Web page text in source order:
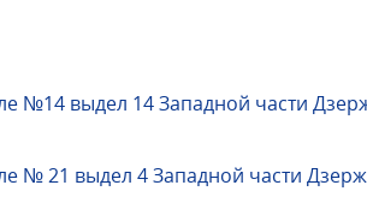
№14 выдел 14 Западной части
№ 21 выдел 4 Западной части